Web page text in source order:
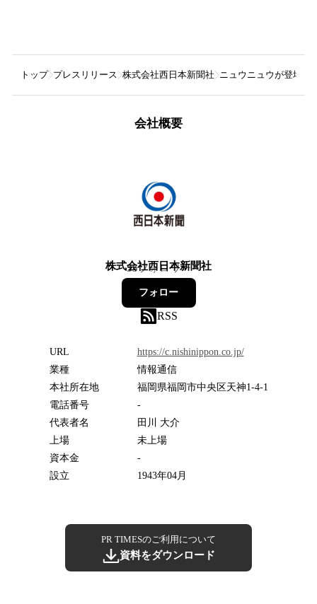
トップ プレスリリース 株式会社西日本新聞社 ニュウニュウが登場！
会社概要
株式会社西日本新聞社
35フォロワー
フォロー
RSS
URL
https://c.nishinippon.co.jp/
業種
情報通信
本社所在地
福岡県福岡市中央区天神1-4-1
電話番号
-
代表者名
田川 大介
上場
未上場
資本金
-
設立
1943年04月
PR TIMESのご利用について
資料をダウンロード